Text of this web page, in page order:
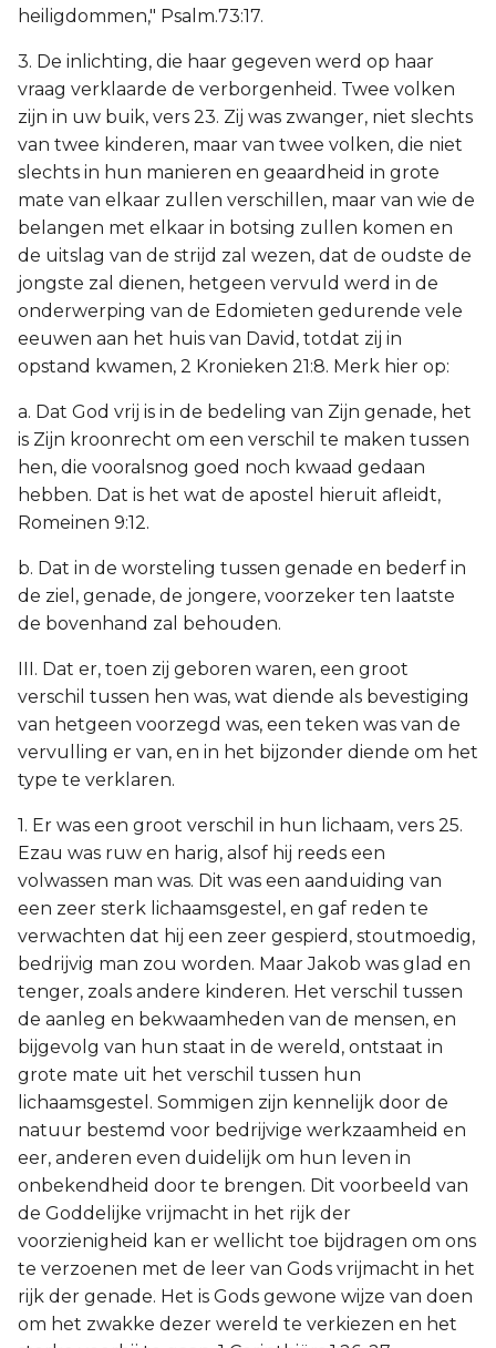
heiligdommen," Psalm.73:17.
3. De inlichting, die haar gegeven werd op haar
vraag verklaarde de verborgenheid. Twee volken
zijn in uw buik, vers 23. Zij was zwanger, niet slechts
van twee kinderen, maar van twee volken, die niet
slechts in hun manieren en geaardheid in grote
mate van elkaar zullen verschillen, maar van wie de
belangen met elkaar in botsing zullen komen en
de uitslag van de strijd zal wezen, dat de oudste de
jongste zal dienen, hetgeen vervuld werd in de
onderwerping van de Edomieten gedurende vele
eeuwen aan het huis van David, totdat zij in
opstand kwamen, 2 Kronieken 21:8. Merk hier op:
a. Dat God vrij is in de bedeling van Zijn genade, het
is Zijn kroonrecht om een verschil te maken tussen
hen, die vooralsnog goed noch kwaad gedaan
hebben. Dat is het wat de apostel hieruit afleidt,
Romeinen 9:12.
b. Dat in de worsteling tussen genade en bederf in
de ziel, genade, de jongere, voorzeker ten laatste
de bovenhand zal behouden.
III. Dat er, toen zij geboren waren, een groot
verschil tussen hen was, wat diende als bevestiging
van hetgeen voorzegd was, een teken was van de
vervulling er van, en in het bijzonder diende om het
type te verklaren.
1. Er was een groot verschil in hun lichaam, vers 25.
Ezau was ruw en harig, alsof hij reeds een
volwassen man was. Dit was een aanduiding van
een zeer sterk lichaamsgestel, en gaf reden te
verwachten dat hij een zeer gespierd, stoutmoedig,
bedrijvig man zou worden. Maar Jakob was glad en
tenger, zoals andere kinderen. Het verschil tussen
de aanleg en bekwaamheden van de mensen, en
bijgevolg van hun staat in de wereld, ontstaat in
grote mate uit het verschil tussen hun
lichaamsgestel. Sommigen zijn kennelijk door de
natuur bestemd voor bedrijvige werkzaamheid en
eer, anderen even duidelijk om hun leven in
onbekendheid door te brengen. Dit voorbeeld van
de Goddelijke vrijmacht in het rijk der
voorzienigheid kan er wellicht toe bijdragen om ons
te verzoenen met de leer van Gods vrijmacht in het
rijk der genade. Het is Gods gewone wijze van doen
om het zwakke dezer wereld te verkiezen en het